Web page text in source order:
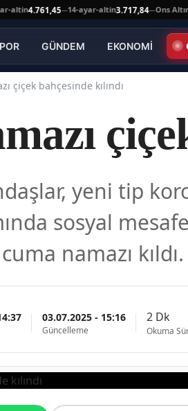
4.761,45— 14-ayar-altin3.717,84—Ons Altın
GÜNDEM EKONOMİ
çiçek bahçesinde kılındı
yeni tip
sosyal
namazı kıldı.
03.07.2025 - 15:16
Güncelleme
2 Dk
Okuma